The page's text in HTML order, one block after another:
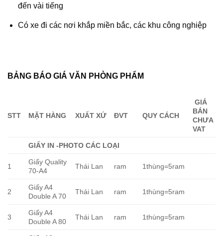
đến vài tiếng
Có xe đi các nơi khắp miền bắc, các khu công nghiệp
BẢNG BÁO GIÁ VĂN PHÒNG PHẨM
STT MẶT HÀNG XUẤT XỨ ĐVT QUY CÁCH
GIÁ
BÁN
CHƯA
VAT
GIẤY IN -PHOTO CÁC LOẠI
1
Giấy Quality
70-A4
Thái Lan ram 1thùng=5ram
2
Giấy A4
Double A 70
Thái Lan ram 1thùng=5ram
3
Giấy A4
Double A 80
Thái Lan ram 1thùng=5ram